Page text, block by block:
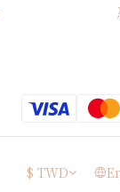
$ TWD